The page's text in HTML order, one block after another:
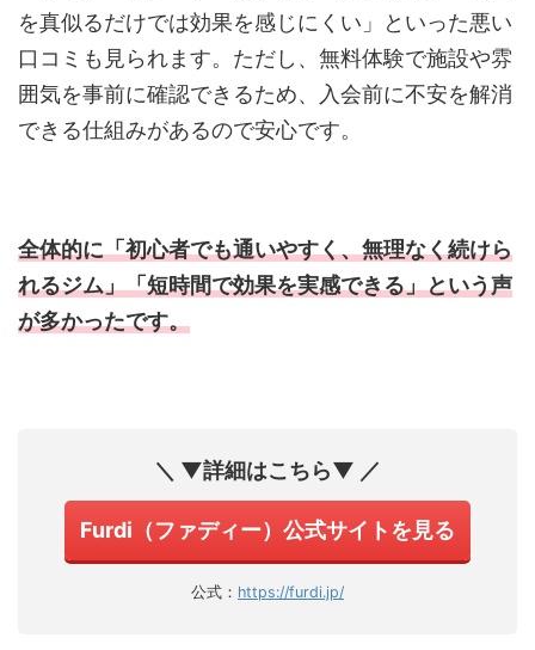
を真似るだけでは効果を感じにくい」といった悪い
口コミも見られます。ただし、無料体験で施設や雰
囲気を事前に確認できるため、入会前に不安を解消
できる仕組みがあるので安心です。
全体的に「初心者でも通いやすく、無理なく続けら
れるジム」「短時間で効果を実感できる」という声
が多かったです。
＼ ▼詳細はこちら▼ ／
Furdi（ファディー）公式サイトを見る
公式： https://furdi.jp/